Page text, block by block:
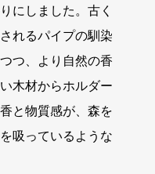
にしました。古く
れるパイプの馴染
つ、より自然の香
木材からホルダー
と物質感が、森を
吸っているような